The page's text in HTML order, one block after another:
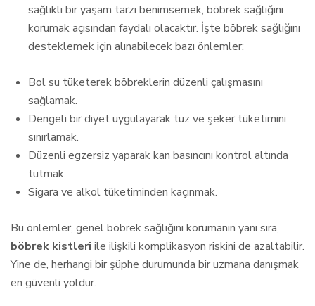
sağlıklı bir yaşam tarzı benimsemek, böbrek sağlığını
korumak açısından faydalı olacaktır. İşte böbrek sağlığını
desteklemek için alınabilecek bazı önlemler:
Bol su tüketerek böbreklerin düzenli çalışmasını
sağlamak.
Dengeli bir diyet uygulayarak tuz ve şeker tüketimini
sınırlamak.
Düzenli egzersiz yaparak kan basıncını kontrol altında
tutmak.
Sigara ve alkol tüketiminden kaçınmak.
Bu önlemler, genel böbrek sağlığını korumanın yanı sıra,
böbrek kistleri ile ilişkili komplikasyon riskini de azaltabilir.
Yine de, herhangi bir şüphe durumunda bir uzmana danışmak
en güvenli yoldur.